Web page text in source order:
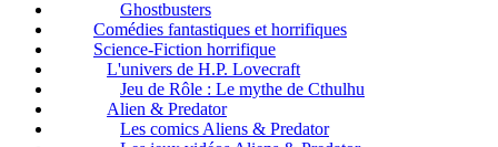
Ghostbusters
Comédies fantastiques et horrifiques
Science-Fiction horrifique
L'univers de H.P. Lovecraft
Jeu de Rôle : Le mythe de Cthulhu
Alien & Predator
Les comics Aliens & Predator